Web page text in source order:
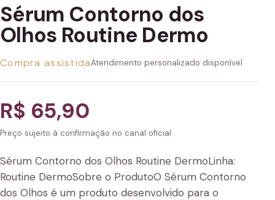
Sérum Contorno dos
Olhos Routine Dermo
Compra assistidaAtendimento personalizado disponível
R$ 65,90
Preço sujeito à confirmação no canal oficial
Sérum Contorno dos Olhos Routine DermoLinha:
Routine DermoSobre o ProdutoO Sérum Contorno
dos Olhos é um produto desenvolvido para o